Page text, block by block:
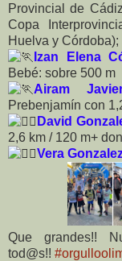
Provincial de
Copa
Huelva y
Izan Elena
Bebé: sobre 500 m
Airam
Prebenjamín con
David
2,6 km / 120 m+
Vera
Que grandes!!
tod@s!!